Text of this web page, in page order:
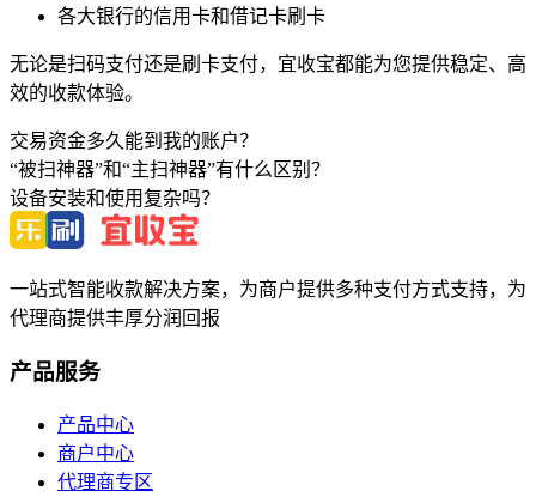
各大银行的信用卡和借记卡刷卡
无论是扫码支付还是刷卡支付，宜收宝都能为您提供稳定、高
效的收款体验。
交易资金多久能到我的账户？
“被扫神器”和“主扫神器”有什么区别？
设备安装和使用复杂吗？
一站式智能收款解决方案，为商户提供多种支付方式支持，为
代理商提供丰厚分润回报
产品服务
产品中心
商户中心
代理商专区